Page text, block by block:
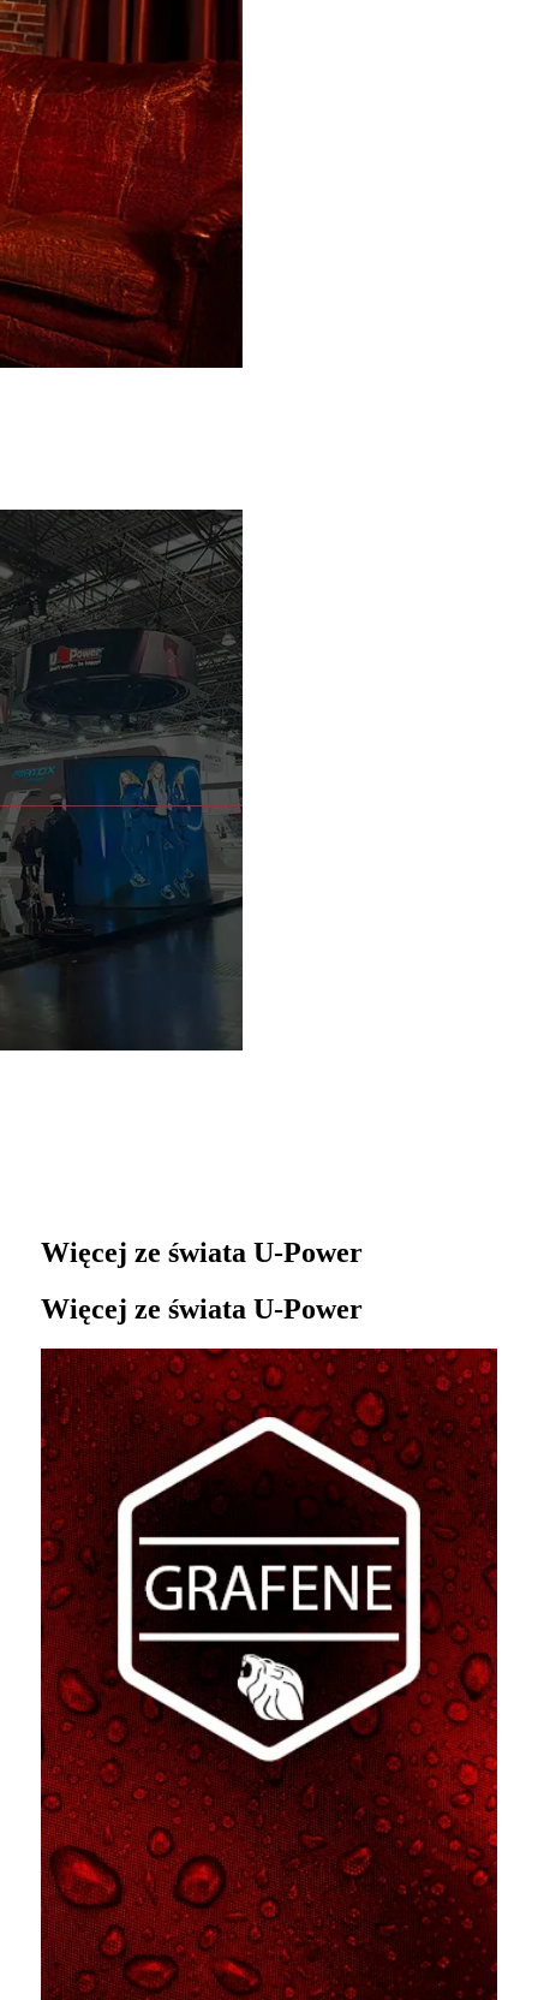
Więcej ze świata U‑Power
Więcej ze świata U‑Power